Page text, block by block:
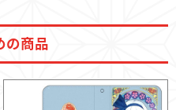
の商品